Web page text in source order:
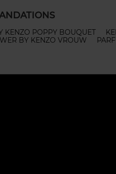
KENZO POPPY BOUQUET
BY KENZO VROUW